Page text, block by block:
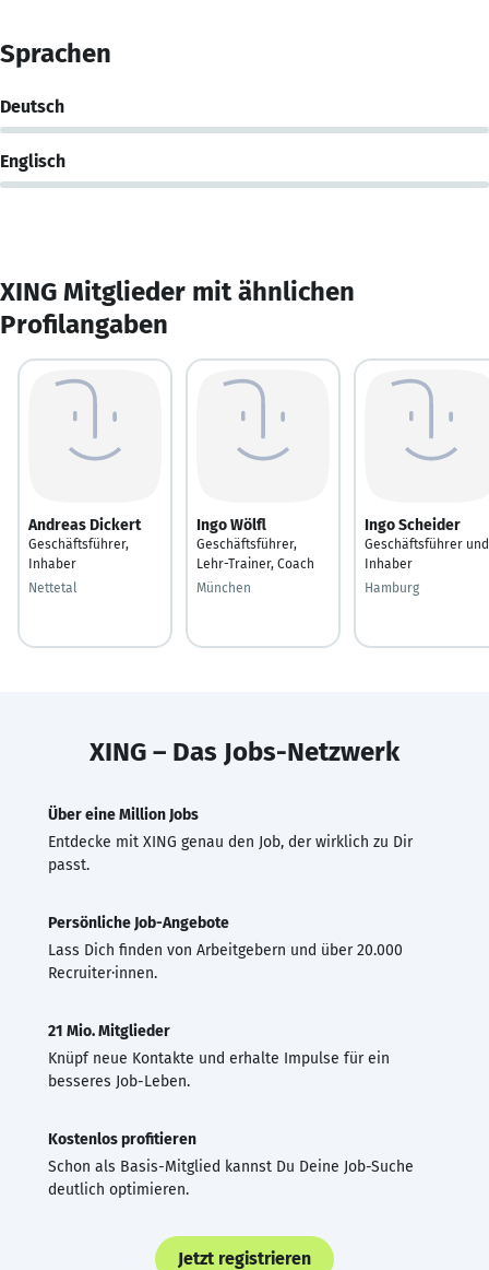
Sprachen
Deutsch
Englisch
XING Mitglieder mit ähnlichen
Profilangaben
Andreas Dickert
Geschäftsführer,
Inhaber
Nettetal
Ingo Wölfl
Geschäftsführer,
Lehr-Trainer, Coach
München
Ingo Scheider
Geschäftsführer und
Inhaber
Hamburg
XING – Das Jobs-Netzwerk
Über eine Million Jobs
Entdecke mit XING genau den Job, der wirklich zu Dir
passt.
Persönliche Job-Angebote
Lass Dich finden von Arbeitgebern und über 20.000
Recruiter·innen.
21 Mio. Mitglieder
Knüpf neue Kontakte und erhalte Impulse für ein
besseres Job-Leben.
Kostenlos profitieren
Schon als Basis-Mitglied kannst Du Deine Job-Suche
deutlich optimieren.
Jetzt registrieren